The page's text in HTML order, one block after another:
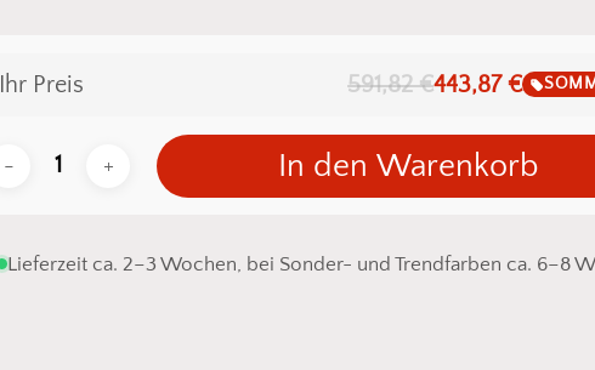
Ihr Preis 591,82 €443,87 €
In den Warenkorb
Lieferzeit ca. 2–3 Wochen, bei Sonder- und Trendfarben ca. 6–8